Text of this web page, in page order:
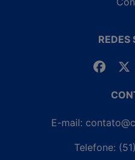
REDES
E-mail:
Telefone: